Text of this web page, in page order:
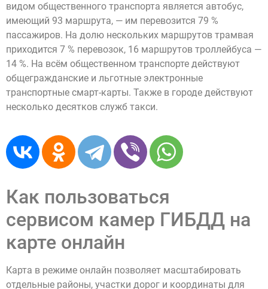
видом общественного транспорта является автобус,
имеющий 93 маршрута, — им перевозится 79 %
пассажиров. На долю нескольких маршрутов трамвая
приходится 7 % перевозок, 16 маршрутов троллейбуса —
14 %. На всём общественном транспорте действуют
общегражданские и льготные электронные
транспортные смарт-карты. Также в городе действуют
несколько десятков служб такси.
Как пользоваться
сервисом камер ГИБДД на
карте онлайн
Карта в режиме онлайн позволяет масштабировать
отдельные районы, участки дорог и координаты для